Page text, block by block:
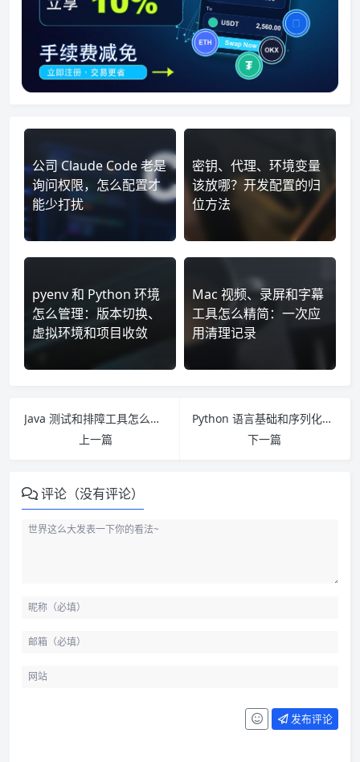
公司 Claude Code 老是
询问权限，怎么配置才
能少打扰
密钥、代理、环境变量
该放哪？开发配置的归
位方法
pyenv 和 Python 环境
怎么管理：版本切换、
虚拟环境和项目收敛
Mac 视频、录屏和字幕
工具怎么精简：一次应
用清理记录
Java 测试和排障工具怎么用：从接口调试到 JAR 反编译
上一篇
Python 语言基础和序列化：脚本、对象和 JSON 边界
下一篇
评论（没有评论）
发布评论